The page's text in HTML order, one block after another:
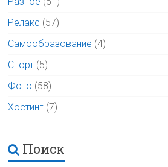
Релакс (57)
Самообразование (4)
Спорт (5)
Фото (58)
Хостинг (7)
Поиск